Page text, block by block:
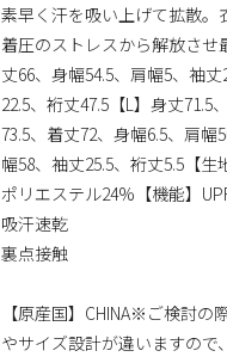
素早く汗を吸い上げて拡散。
着圧のストレスから解放させ
丈66、身幅54.5、肩幅5、袖
22.5、裄丈47.5【L】身丈71.5
73.5、着丈72、身幅6.5、肩幅
幅58、袖丈25.5、裄丈5.5【
ポリエステル24%【機能】
吸汗速乾
裏点接触
【原産国】CHINA※ご検討
やサイズ設計が違いますの